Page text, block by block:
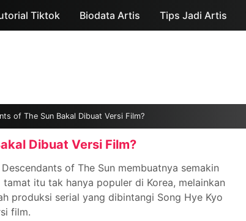
Skip to main content
Tiktok Biodata Artis Tips Jadi Artis
of The Sun Bakal Dibuat Versi Film?
Dibuat Versi Film?
of The Sun membuatnya semakin
itu tak hanya populer di Korea, melainkan
produksi serial yang dibintangi Song Hye Kyo
film.